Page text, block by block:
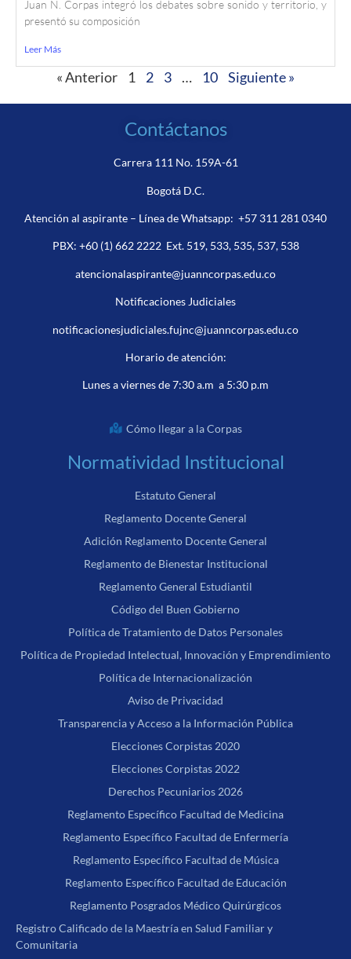
Juan N. Corpas integró los debates sobre sonido y territorio, y
presentó su composición
Leer Más
« Anterior 1 2 3 … 10 Siguiente »
Contáctanos
Carrera 111 No. 159A-61
Bogotá D.C.
Atención al aspirante – Línea de Whatsapp: +57 311 281 0340
PBX: +60 (1) 662 2222Ext. 519, 533, 535, 537, 538
atencionalaspirante@juanncorpas.edu.co
Notificaciones Judiciales
notificacionesjudiciales.fujnc@juanncorpas.edu.co
Horario de atención:
Lunes a viernes de 7:30 a.m a 5:30 p.m
Cómo llegar a la Corpas
Normatividad Institucional
Estatuto General
Reglamento Docente General
Adición Reglamento Docente General
Reglamento de Bienestar Institucional
Reglamento General Estudiantil
Código del Buen Gobierno
Política de Tratamiento de Datos Personales
Política de Propiedad Intelectual, Innovación y Emprendimiento
Política de Internacionalización
Aviso de Privacidad
Transparencia y Acceso a la Información Pública
Elecciones Corpistas 2020
Elecciones Corpistas 2022
Derechos Pecuniarios 2026
Reglamento Específico Facultad de Medicina
Reglamento Específico Facultad de Enfermería
Reglamento Específico Facultad de Música
Reglamento Específico Facultad de Educación
Reglamento Posgrados Médico Quirúrgicos
Registro Calificado de la Maestría en Salud Familiar y
Comunitaria